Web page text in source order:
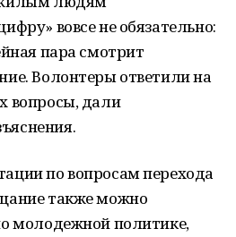
вовсе не обязательно:
пара смотрит
Волонтеры ответили на
вопросы, дали
по вопросам перехода
также можно
молодежной политике,